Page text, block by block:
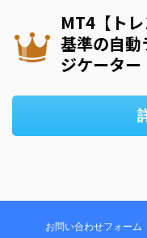
MT4【ト
基準の自動
ジケーター
お問い合わせフォーム